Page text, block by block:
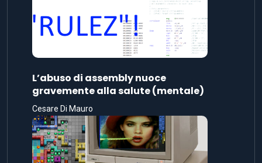
L’abuso di assembly nuoce
gravemente alla salute (mentale)
Cesare Di Mauro